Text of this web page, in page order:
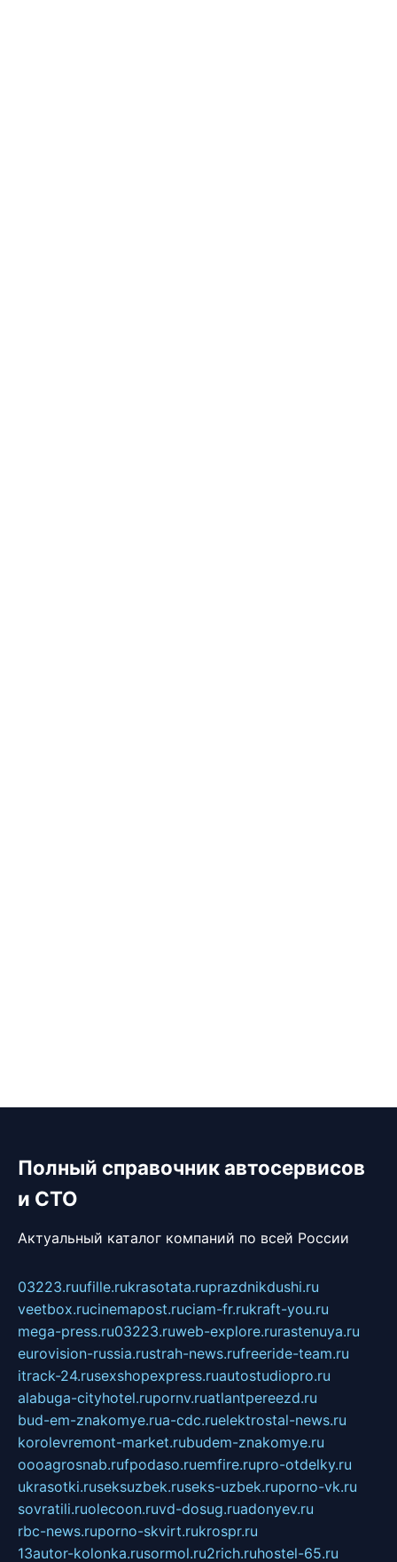
Полный справочник автосервисов
и СТО
Актуальный каталог компаний по всей России
03223.ruufille.rukrasotata.ruprazdnikdushi.ru
veetbox.rucinemapost.ruciam-fr.rukraft-you.ru
mega-press.ru03223.ruweb-explore.rurastenuya.ru
eurovision-russia.rustrah-news.rufreeride-team.ru
itrack-24.rusexshopexpress.ruautostudiopro.ru
alabuga-cityhotel.rupornv.ruatlantpereezd.ru
bud-em-znakomye.rua-cdc.ruelektrostal-news.ru
korolevremont-market.rubudem-znakomye.ru
oooagrosnab.rufpodaso.ruemfire.rupro-otdelky.ru
ukrasotki.ruseksuzbek.ruseks-uzbek.ruporno-vk.ru
sovratili.ruolecoon.ruvd-dosug.ruadonyev.ru
rbc-news.ruporno-skvirt.rukrospr.ru
13autor-kolonka.rusormol.ru2rich.ruhostel-65.ru